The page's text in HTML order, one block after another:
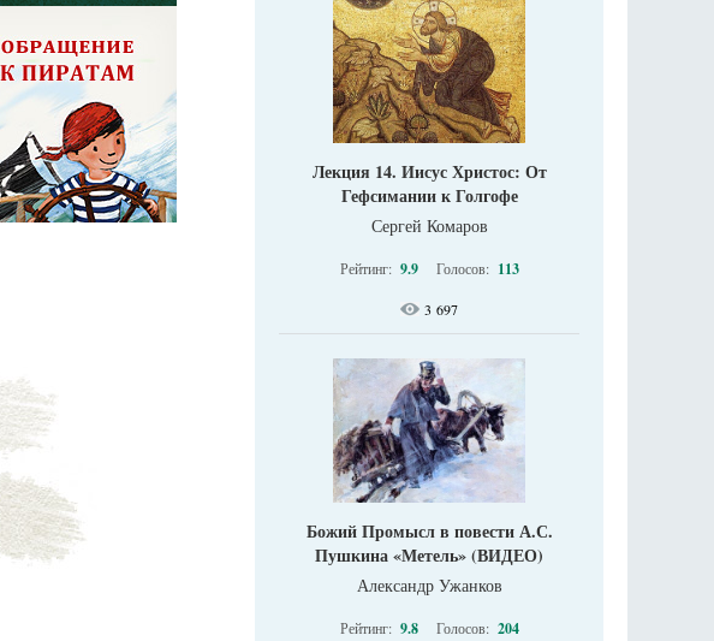
Лекция 14. Иисус Христос: От
Гефсимании к Голгофе
Сергей Комаров
Рейтинг: 9.9 Голосов: 113
3 697
Божий Промысл в повести А.С.
Пушкина «Метель» (ВИДЕО)
Александр Ужанков
Рейтинг: 9.8 Голосов: 204